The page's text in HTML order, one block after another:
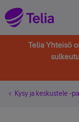
Telia Yhteisö
Kysy ja keskustele -